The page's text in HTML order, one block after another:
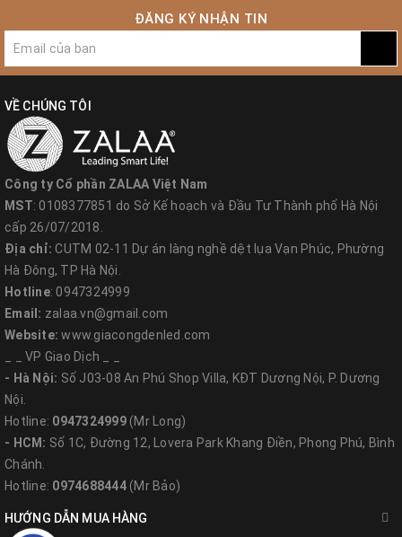
Thiết kế mang hơi thở đương đại
- Bộ nguồn được nằm tách biệt với hệ thống quang
học. Dây nguồn được đi đúng kỹ thuật để đảm bảo an
toàn và đẹp mắt. Vỏ dây có khả năng cách điện tốt.
Lõi đồng dẫn điện hiệu quả.
- Với hình thức đèn thả trần, dây treo cũng rất kiên cố.
1.2. Ứng dụng
- Thiết bị được sử dụng phổ biến ở phòng làm việc,
phòng họp, phòng tiếp khách của các doanh nghiệp.
- Ngoài môi trường công sở, đèn còn là sự lựa chọn
hoàn hảo cho các căn hộ chung cư, quán bar, nhà
hàng.
ĐĂNG KÝ NHẬN TIN
VỀ CHÚNG TÔI
Công ty Cổ phần ZALAA Việt Nam
MST: 0108377851 do Sở Kế hoạch và Đầu Tư Thành phố Hà Nội
cấp 26/07/2018.
Địa chỉ: CUTM 02-11 Dự án làng nghề dệt lụa Vạn Phúc, Phường
Hà Đông, TP Hà Nội.
Hotline: 0947324999
Email: zalaa.vn@gmail.com
Website:www.giacongdenled.com
_ _ VP Giao Dịch _ _
- Hà Nội: Số J03-08 An Phú Shop Villa, KĐT Dương Nội, P. Dương
Nội.
Hotline: 0947324999(Mr Long)
- HCM: Số 1C, Đường 12, Lovera Park Khang Điền, Phong Phú, Bình
Chánh.
Hotline: 0974688444(Mr Bảo)
HƯỚNG DẪN MUA HÀNG